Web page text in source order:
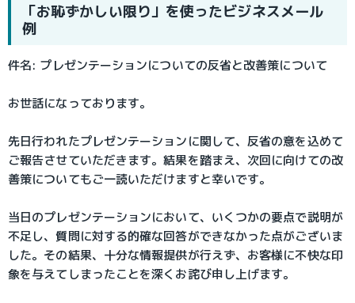
「お恥ずかしい限り」を使ったビジネスメール
例
件名: プレゼンテーションについての反省と改善策について
お世話になっております。
先日行われたプレゼンテーションに関して、反省の意を込めて
ご報告させていただきます。結果を踏まえ、次回に向けての改
善策についてもご一読いただけますと幸いです。
当日のプレゼンテーションにおいて、いくつかの要点で説明が
不足し、質問に対する的確な回答ができなかった点がございま
した。その結果、十分な情報提供が行えず、お客様に不快な印
象を与えてしまったことを深くお詫び申し上げます。